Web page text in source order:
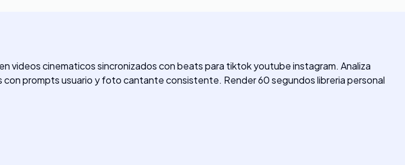
videos cinematicos sincronizados con beats para tiktok youtube instagram. Analiza
prompts usuario y foto cantante consistente. Render 60 segundos libreria personal